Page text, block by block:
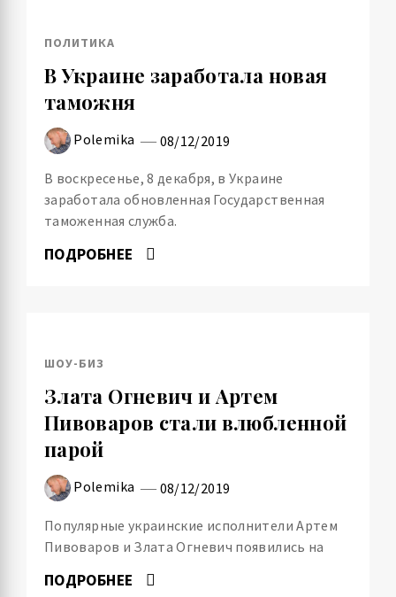
ПОЛИТИКА
В Украине заработала новая
таможня
Polemika 08/12/2019
В воскресенье, 8 декабря, в Украине
заработала обновленная Государственная
таможенная служба.
ПОДРОБНЕЕ
ШОУ-БИЗ
Злата Огневич и Артем
Пивоваров стали влюбленной
парой
Polemika 08/12/2019
Популярные украинские исполнители Артем
Пивоваров и Злата Огневич появились на
ПОДРОБНЕЕ